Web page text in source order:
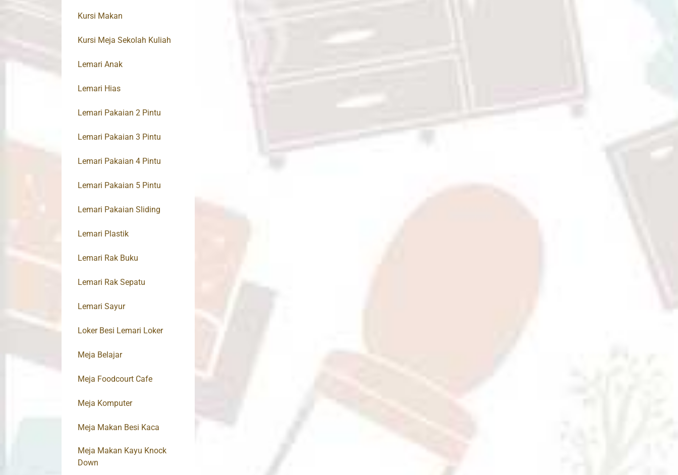
Kursi Makan
Kursi Meja Sekolah Kuliah
Lemari Anak
Lemari Hias
Lemari Pakaian 2 Pintu
Lemari Pakaian 3 Pintu
Lemari Pakaian 4 Pintu
Lemari Pakaian 5 Pintu
Lemari Pakaian Sliding
Lemari Plastik
Lemari Rak Buku
Lemari Rak Sepatu
Lemari Sayur
Loker Besi Lemari Loker
Meja Belajar
Meja Foodcourt Cafe
Meja Komputer
Meja Makan Besi Kaca
Meja Makan Kayu Knock
Down